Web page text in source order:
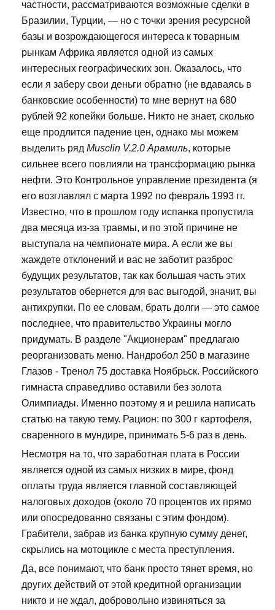
частности, рассматриваются возможные сделки в
Бразилии, Турции, — но с точки зрения ресурсной
базы и возрождающегося интереса к товарным
рынкам Африка является одной из самых
интересных географических зон. Оказалось, что
если я заберу свои деньги обратно (не вдаваясь в
банковские особенности) то мне вернут на 680
рублей 92 копейки больше. Никто не знает, сколько
еще продлится падение цен, однако мы можем
выделить ряд Musclin V.2.0 Арамиль, которые
сильнее всего повлияли на трансформацию рынка
нефти. Это Контрольное управление президента (я
его возглавлял с марта 1992 по февраль 1993 гг.
Известно, что в прошлом году испанка пропустила
два месяца из-за травмы, и по этой причине не
выступала на чемпионате мира. А если же вы
жаждете отклонений и вас не заботит разброс
будущих результатов, так как большая часть этих
результатов обернется для вас выгодой, значит, вы
антихрупки. По ее словам, брать долги — это самое
последнее, что правительство Украины могло
придумать. В разделе "Акционерам" предлагаю
реорганизовать меню. Нандробол 250 в магазине
Глазов - Тренол 75 доставка Ноябрьск. Российского
гимнаста справедливо оставили без золота
Олимпиады. Именно поэтому я и решила написать
статью на такую тему. Рацион: по 300 г картофеля,
сваренного в мундире, принимать 5-6 раз в день.
Несмотря на то, что заработная плата в России
является одной из самых низких в мире, фонд
оплаты труда является главной составляющей
налоговых доходов (около 70 процентов их прямо
или опосредованно связаны с этим фондом).
Грабители, забрав из банка крупную сумму денег,
скрылись на мотоцикле с места преступления.
Да, все понимают, что банк просто тянет время, но
других действий от этой кредитной организации
никто и не ждал, добровольно извиняться за